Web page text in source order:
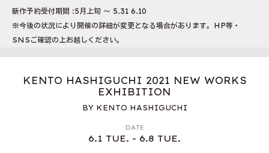
新作予約受付期間 :5月上旬 〜 5.31 6.10
※今後の状況により開催の詳細が変更となる場合があります。HP等・
SNSご確認の上お越しください。
KENTO HASHIGUCHI 2021 NEW WORKS
EXHIBITION
BY KENTO HASHIGUCHI
DATE
6.1 TUE. - 6.8 TUE.